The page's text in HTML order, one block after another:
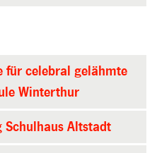
für celebral gelähmte
Winterthur
Schulhaus Altstadt